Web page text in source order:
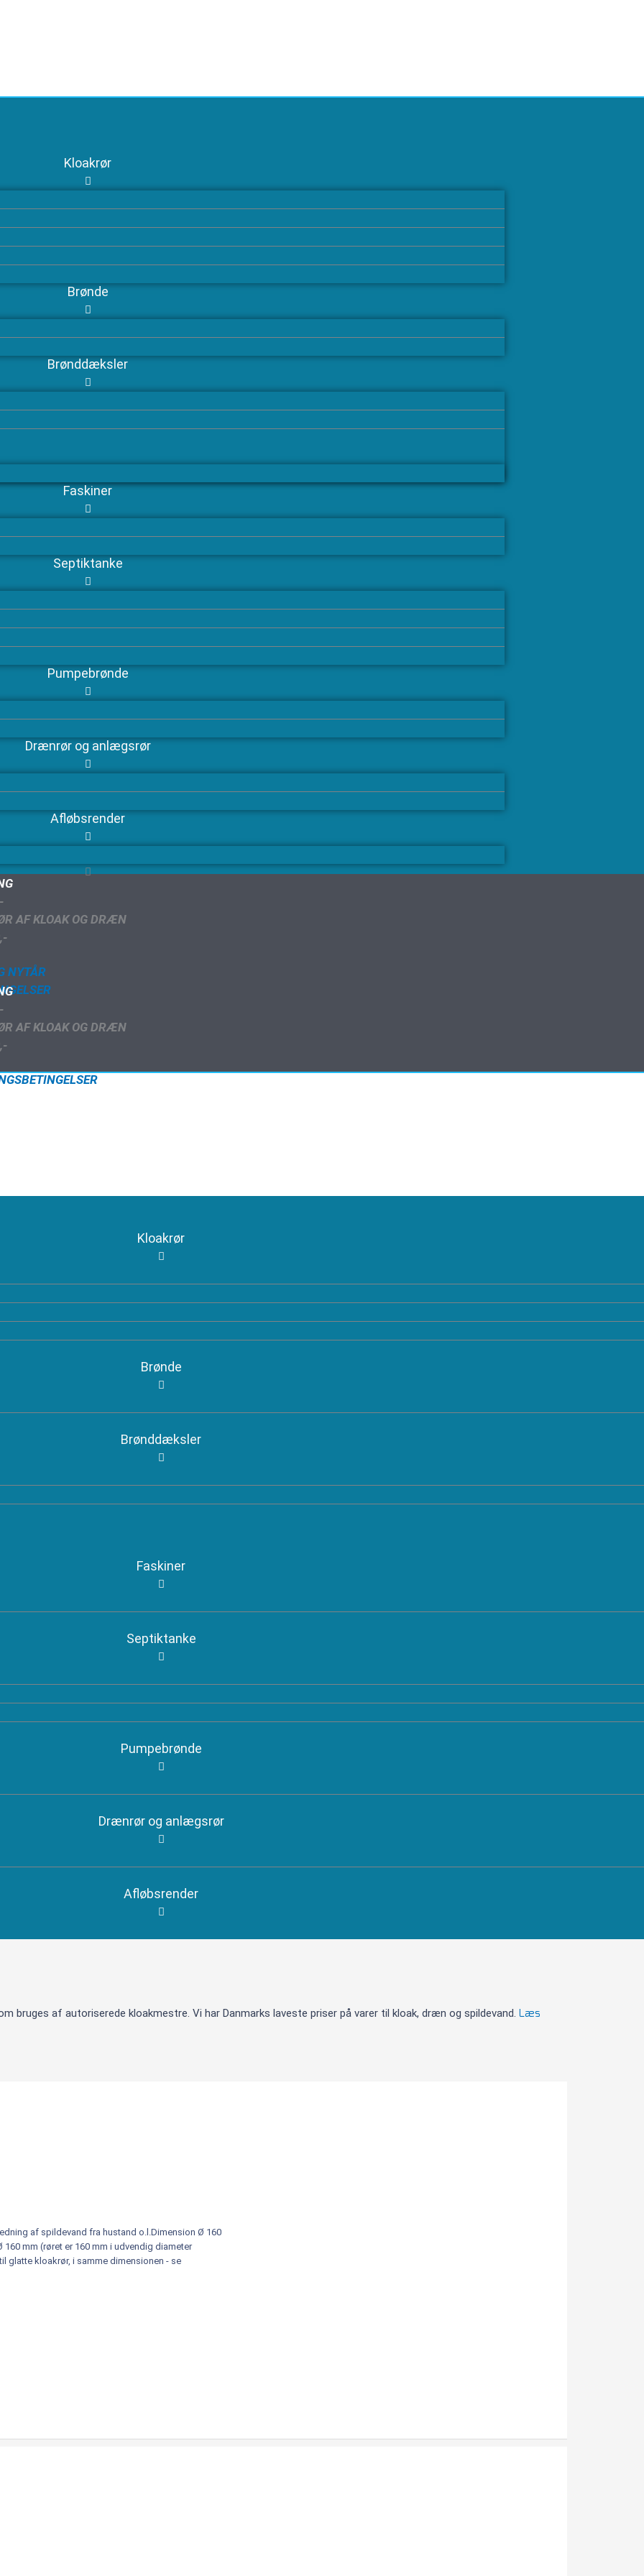
Kloakrør
Brønde
Brønddæksler
Faskiner
Septiktanke
Pumpebrønde
Drænrør og anlægsrør
Afløbsrender
AF KLOAK OG DRÆN
NYTÅR
AF KLOAK OG DRÆN
Kloakrør
Brønde
Brønddæksler
Faskiner
Septiktanke
Pumpebrønde
Drænrør og anlægsrør
Afløbsrender
bruges af autoriserede kloakmestre. Vi har Danmarks laveste priser på varer til kloak, dræn og spildevand. Læs
af spildevand fra hustand o.l.Dimension Ø 160
mm (røret er 160 mm i udvendig diameter
glatte kloakrør, i samme dimensionen - se